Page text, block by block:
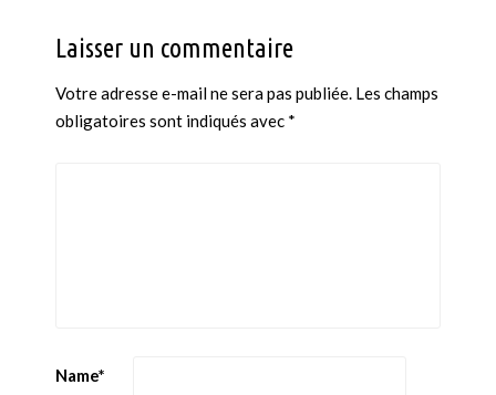
Laisser un commentaire
Votre adresse e-mail ne sera pas publiée. Les champs
obligatoires sont indiqués avec *
Name*